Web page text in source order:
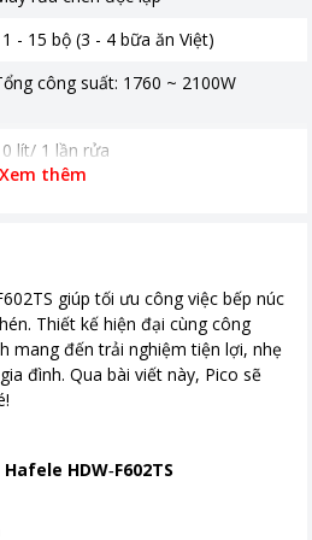
- 15 bộ (3 - 4 bữa ăn Việt)
công suất: 1760 ~ 2100W
lít/ 1 lần rửa
x 600 x 845 (R x S x C)mm
tháng
Trung Quốc
Xem thêm
giúp tối ưu công việc bếp núc
Thiết kế hiện đại cùng công
mang đến trải nghiệm tiện lợi, nhẹ
đình. Qua bài viết này, Pico sẽ
HDW‑F602TS